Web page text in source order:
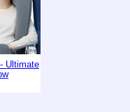
Ultimate